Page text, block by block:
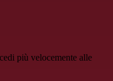
più velocemente alle